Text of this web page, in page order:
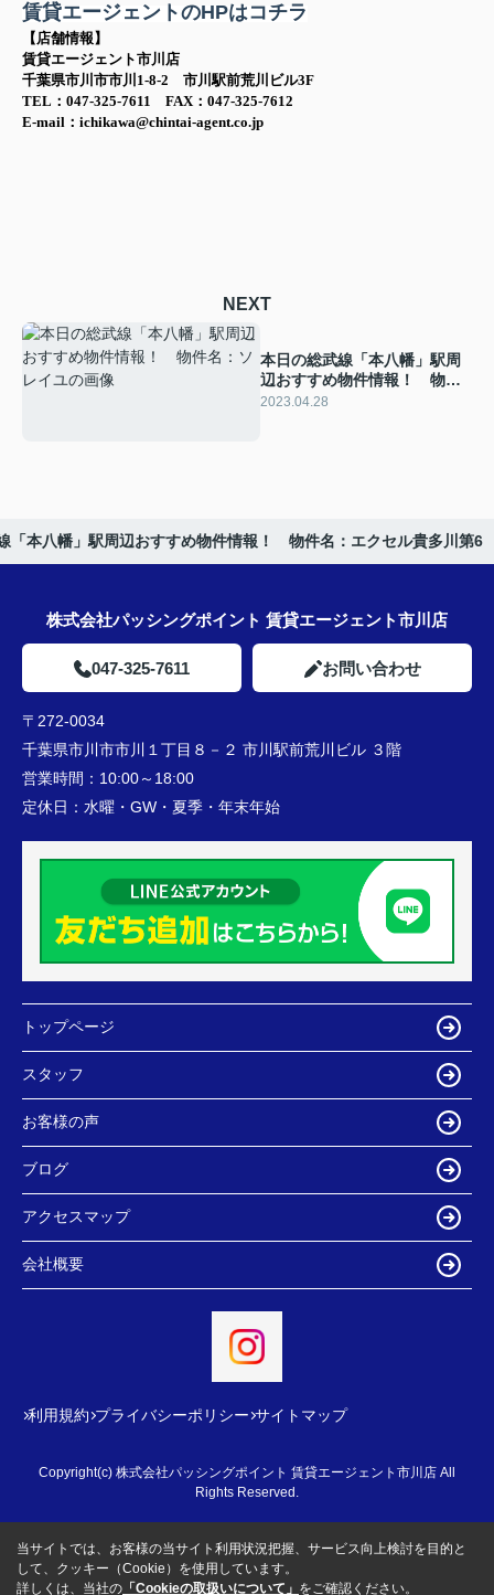
賃貸エージェントのHPはコチラ
【店舗情報】
賃貸エージェント市川店
千葉県市川市市川1-8-2 市川駅前荒川ビル3F
TEL：047-325-7611 FAX：047-325-7612
E-mail：ichikawa@chintai-agent.co.jp
NEXT
本日の総武線「本八幡」駅周
辺おすすめ物件情報！ 物件
名：ソレイユ
2023.04.28
「本八幡」駅周辺おすすめ物件情報！ 物件名：エクセル貴多川第6
株式会社パッシングポイント 賃貸エージェント市川店
047-325-7611 お問い合わせ
〒272-0034
千葉県市川市市川１丁目８－２ 市川駅前荒川ビル ３階
営業時間： 10:00～18:00
定休日： 水曜・GW・夏季・年末年始
トップページ
スタッフ
お客様の声
ブログ
アクセスマップ
会社概要
利用規約 プライバシーポリシー サイトマップ
Copyright(c) 株式会社パッシングポイント 賃貸エージェント市川店 All
Rights Reserved.
当サイトでは、お客様の当サイト利用状況把握、サービス向上検討を目的と
して、クッキー（Cookie）を使用しています。
詳しくは、当社の 「Cookieの取扱いについて」 をご確認ください。